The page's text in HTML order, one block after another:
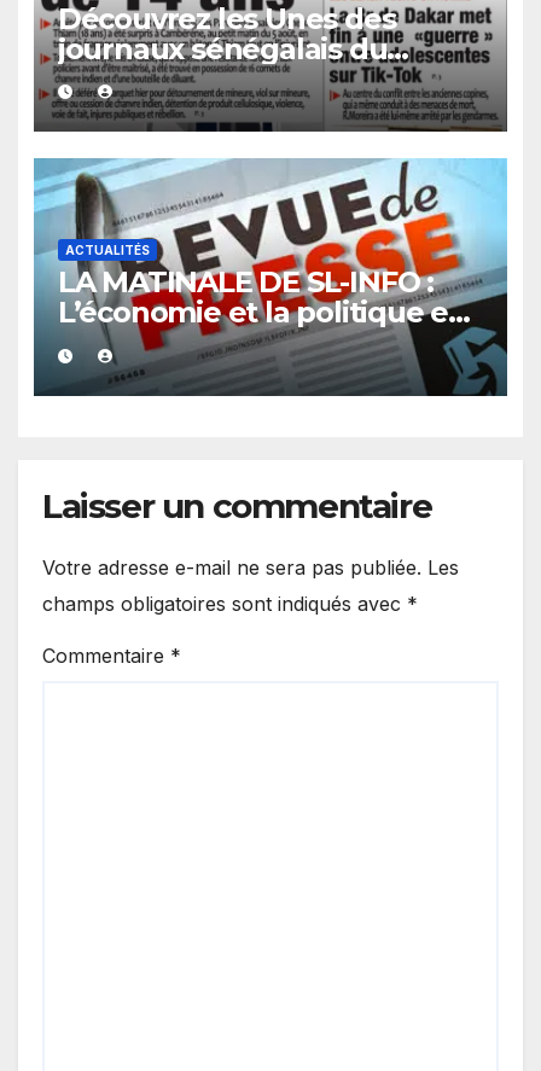
Découvrez les Unes des
journaux sénégalais du
vendredi 07 août 2026
ACTUALITÉS
LA MATINALE DE SL-INFO :
L’économie et la politique en
vedette
Laisser un commentaire
Votre adresse e-mail ne sera pas publiée. Les
champs obligatoires sont indiqués avec *
Commentaire *